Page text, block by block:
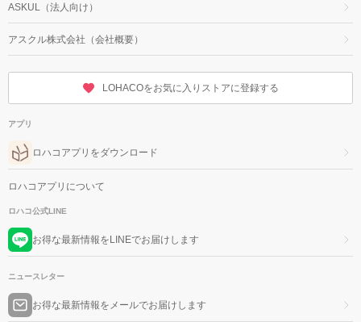
ASKUL（法人向け）
アスクル株式会社（会社概要）
LOHACOをお気に入りストアに登録する
アプリ
ロハコアプリをダウンロード
ロハコアプリについて
ロハコ公式LINE
お得な最新情報をLINEでお届けします
ニュースレター
お得な最新情報をメールでお届けします